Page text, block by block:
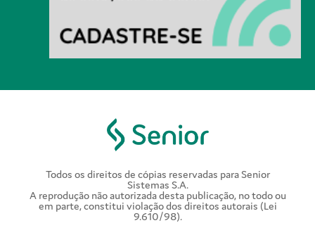
Todos os direitos de cópias reservadas para Senior
Sistemas S.A.
A reprodução não autorizada desta publicação, no todo ou
em parte, constitui violação dos direitos autorais (Lei
9.610/98).